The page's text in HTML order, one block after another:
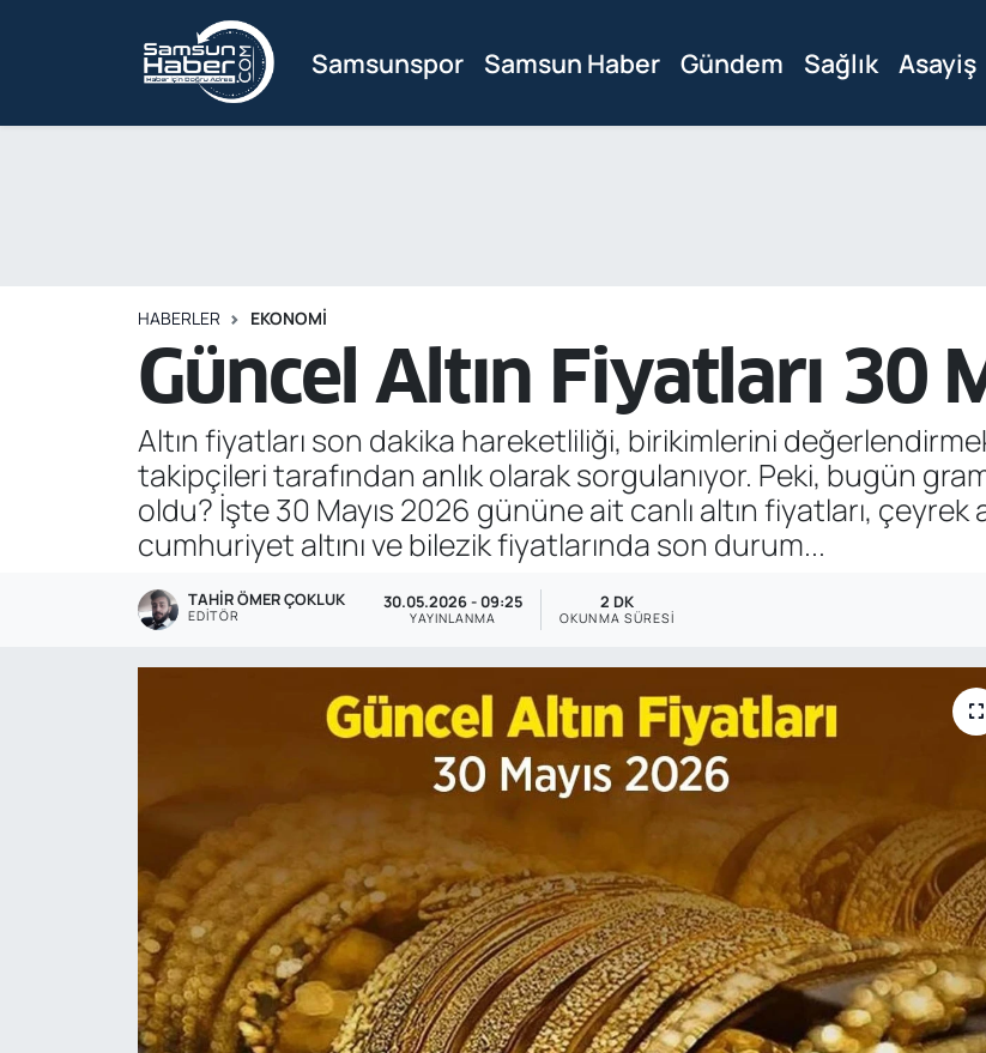
Samsunspor Samsun Haber Gündem Sağlık Asayiş
HABERLER EKONOMI
Güncel Altın Fiyatları 30
Altın fiyatları son dakika hareketliliği, birikimlerini
takipçileri tarafından anlık olarak sorgulanıyor. Peki, bugün
oldu? İşte 30 Mayıs 2026 gününe ait canlı altın fiyatları, çeyrek
cumhuriyet altını ve bilezik fiyatlarında son durum...
TAHIR ÖMER ÇOKLUK
EDITÖR
30.05.2026 - 09:25
YAYINLANMA
2 DK
OKUNMA SÜRESI
Samsunspor
Ekonomi
Hava Durumu
Haber Arşivi